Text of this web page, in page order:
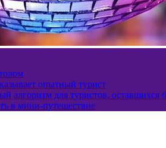
опытный турист
для туристов, оставшихся
в мини-путешествие